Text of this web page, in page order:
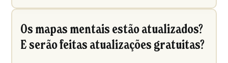
Os mapas mentais estão atualizados?
E serão feitas atualizações gratuitas?